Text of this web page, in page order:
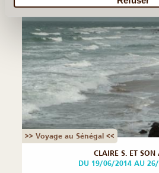
>> Voyage au Sénégal <<
CLAIRE S. ET SON
DU 19/06/2014 AU